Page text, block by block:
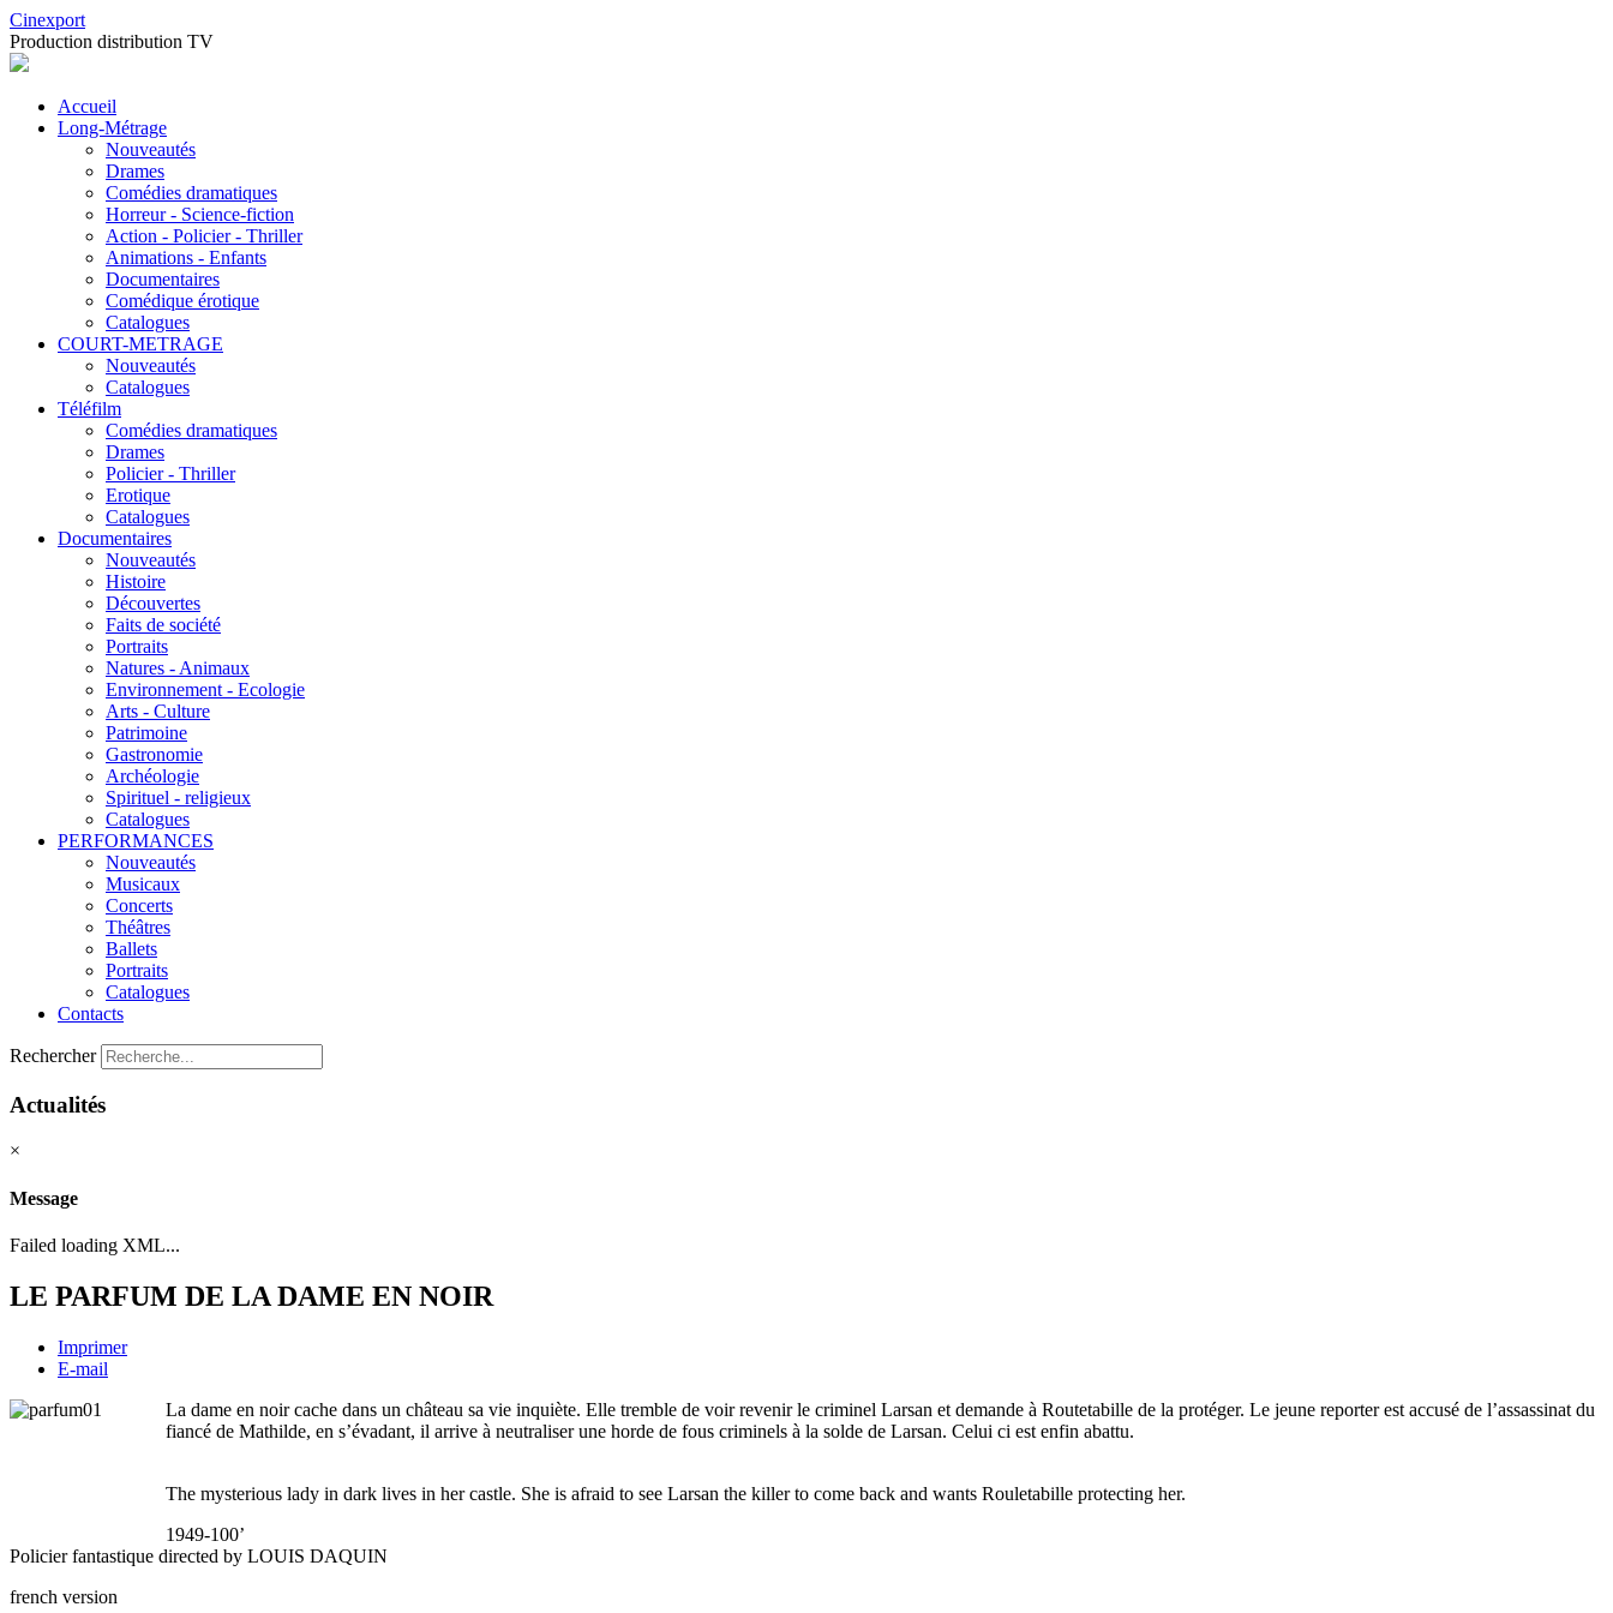
Cinexport
Production distribution TV
Accueil
Long-Métrage
Nouveautés
Drames
Comédies dramatiques
Horreur - Science-fiction
Action - Policier - Thriller
Animations - Enfants
Documentaires
Comédique érotique
Catalogues
COURT-METRAGE
Nouveautés
Catalogues
Téléfilm
Comédies dramatiques
Drames
Policier - Thriller
Erotique
Catalogues
Documentaires
Nouveautés
Histoire
Découvertes
Faits de société
Portraits
Natures - Animaux
Environnement - Ecologie
Arts - Culture
Patrimoine
Gastronomie
Archéologie
Spirituel - religieux
Catalogues
PERFORMANCES
Nouveautés
Musicaux
Concerts
Théâtres
Ballets
Portraits
Catalogues
Contacts
Rechercher
Actualités
×
Message
Failed loading XML...
LE PARFUM DE LA DAME EN NOIR
Imprimer
E-mail
La dame en noir cache dans un château sa vie inquiète. Elle tremble de voir revenir le criminel Larsan et demande à Routetabille de la protéger. Le jeune reporter est accusé de l’assassinat du
fiancé de Mathilde, en s’évadant, il arrive à neutraliser une horde de fous criminels à la solde de Larsan. Celui ci est enfin abattu.
The mysterious lady in dark lives in her castle. She is afraid to see Larsan the killer to come back and wants Rouletabille protecting her.
1949-100’
Policier fantastique directed by LOUIS DAQUIN
french version